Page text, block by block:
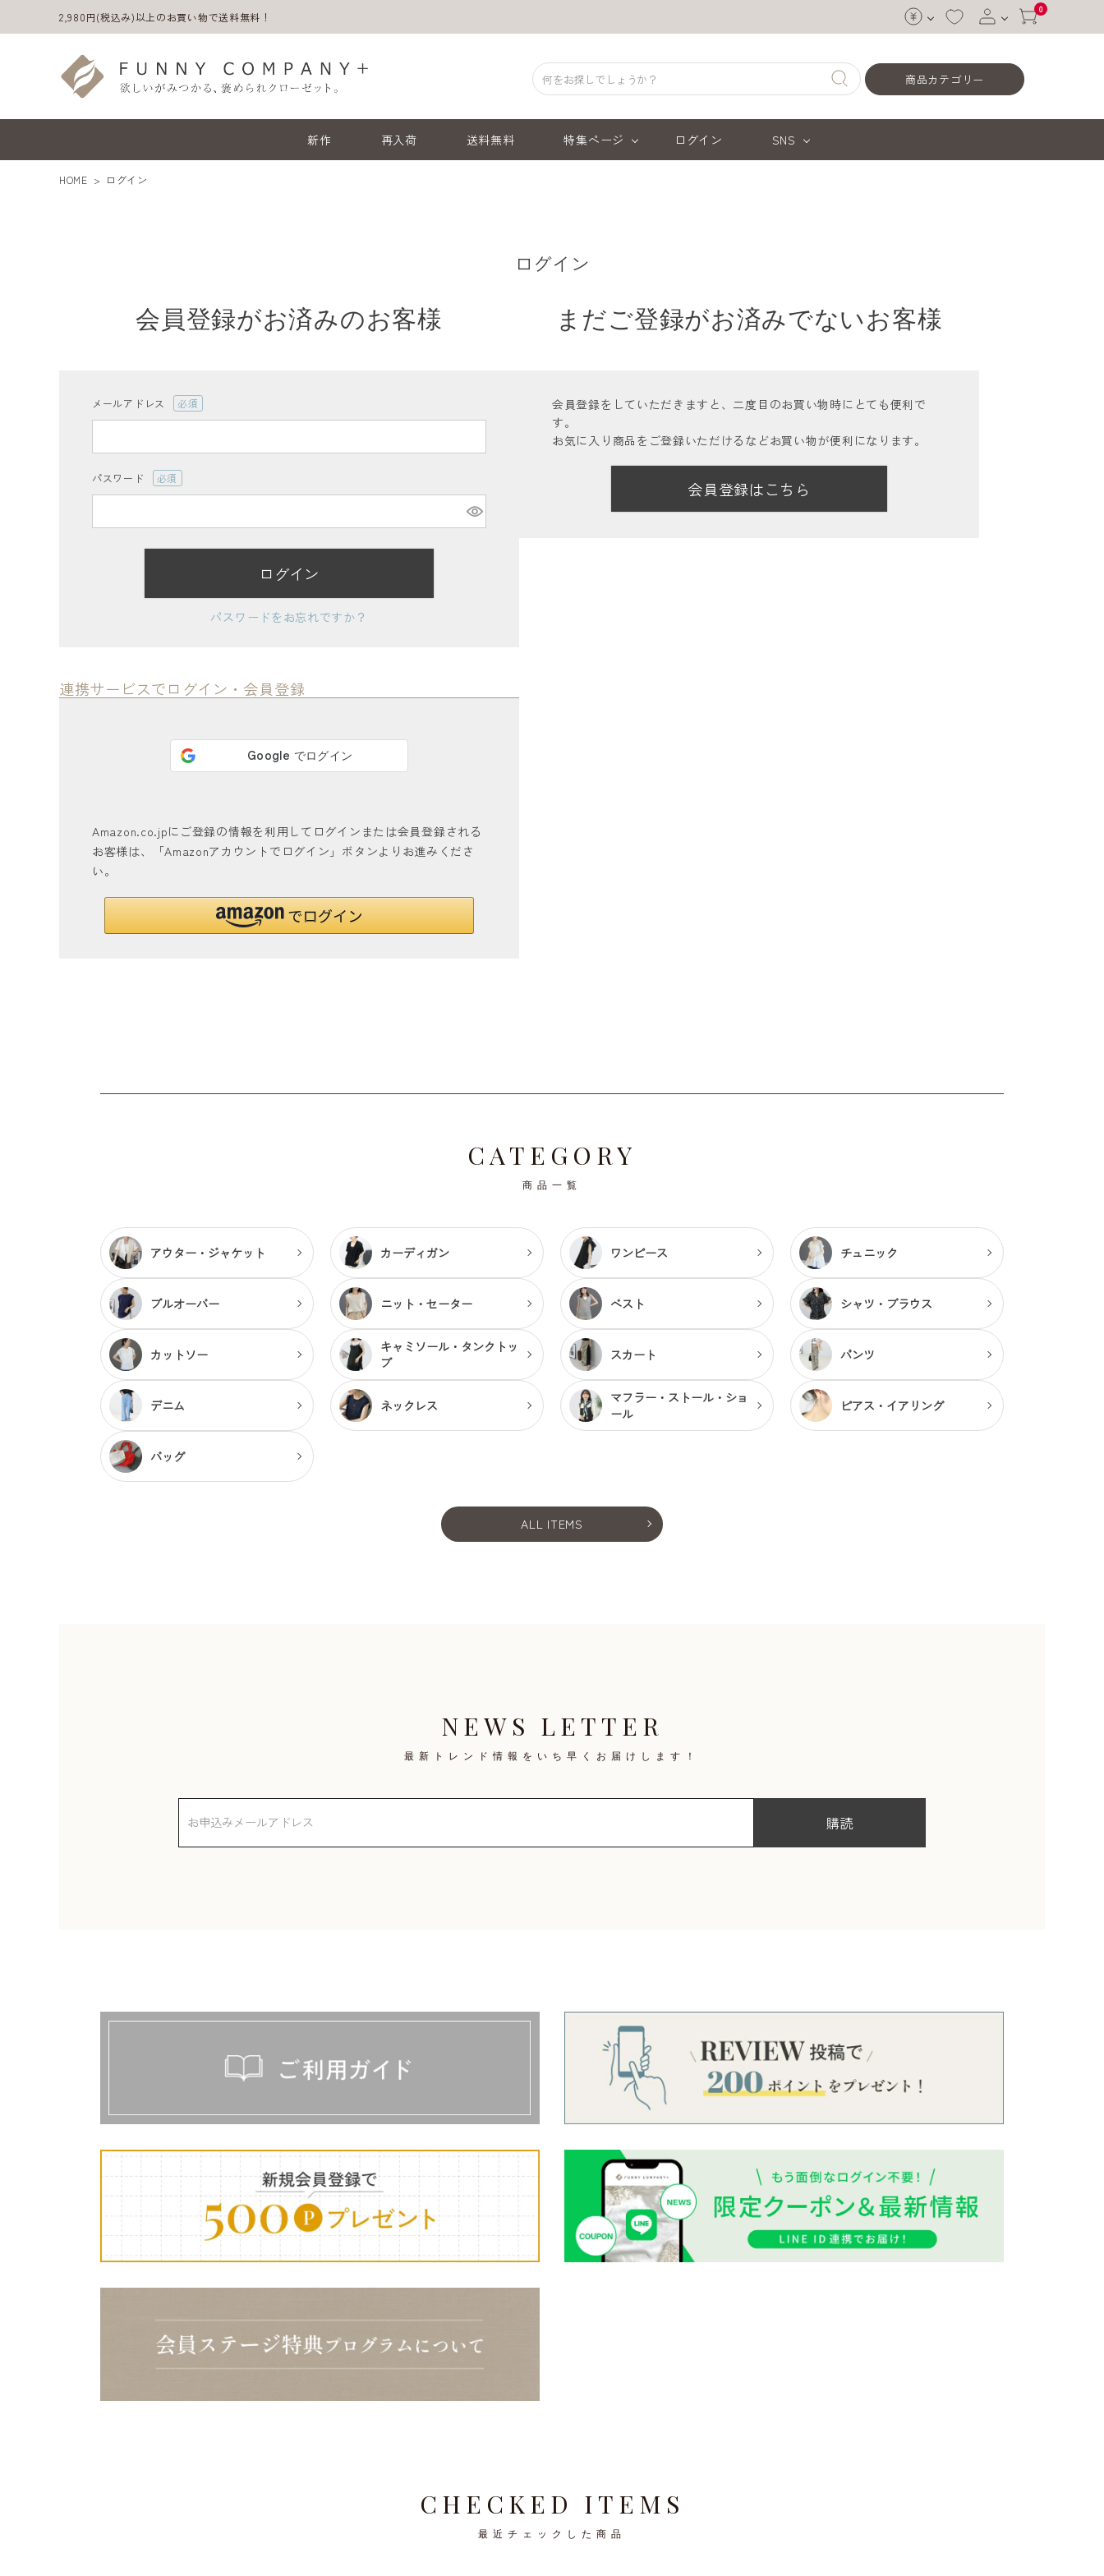
2,980円(税込み)以上のお買い物で送料無料！
会員登録
0
商品カテゴリー
新作 再入荷 送料無料 特集ページ ログイン SNS
ご利用ガイド
HOME ログイン
ログイン
会員登録がお済みのお客様
メールアドレス
(必
パスワード
(必
ログイン
パスワードをお忘れですか？
連携サービスでログイン・会員登録
Amazon.co.jpにご登録の情報を利用してログインまたは会員登録される
お客様は、「Amazonアカウントでログイン」ボタンよりお進みくださ
い。
まだご登録がお済みでないお客様
会員登録をしていただきますと、二度目のお買い物時にとても便利で
す。
お気に入り商品をご登録いただけるなどお買い物が便利になります。
会員登録はこちら
CATEGORY
商品一覧
アウター・ ジャケット カーディガン ワンピース チュニック
プルオーバー ニット・セーター ベスト シャツ・ブラウス
カットソー キャミソール・ タンクトッ
プ
スカート パンツ
デニム ネックレス
マフラー・ストール・ショ
ール
ピアス・ イアリング
バッグ
ALL ITEMS
NEWS LETTER
最新トレンド情報を いち早くお届けします！
CHECKED ITEMS
最近チェックした商品